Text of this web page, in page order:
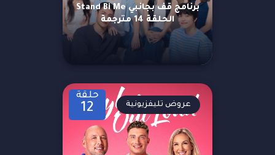
برنامج قف بجانبي Stand Bi Me
الحلقة 14 مترجمة
حلقة
12 عروض تليفزيونية